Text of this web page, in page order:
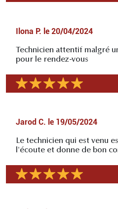
Ilona P. le 20/04/2024
Technicien attentif malgré
pour le rendez-vous
Jarod C. le 19/05/2024
Le technicien qui est venu
l'écoute et donne de bon